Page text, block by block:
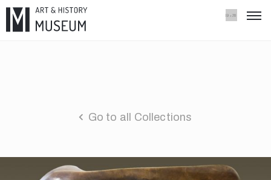
Go to all Collections